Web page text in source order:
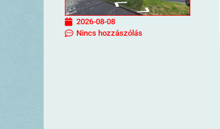
2026-08-08
Nincs hozzászólás